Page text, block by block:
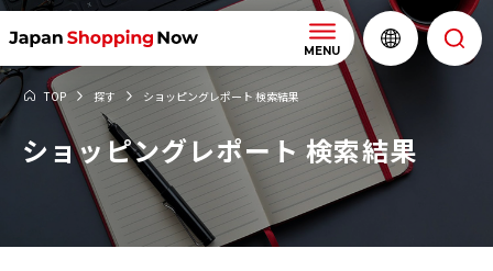
MENU
TOP 探す ショッピングレポート 検索結果
ショッピングレポート 検索結果